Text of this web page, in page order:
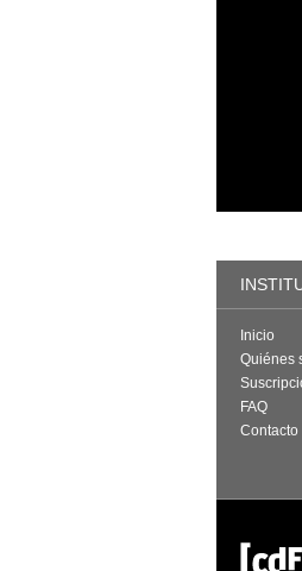
Inicio
Quiénes
FAQ
Contacto